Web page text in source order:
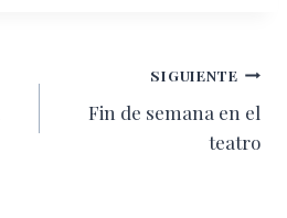
SIGUIENTE
Fin de semana en el
teatro